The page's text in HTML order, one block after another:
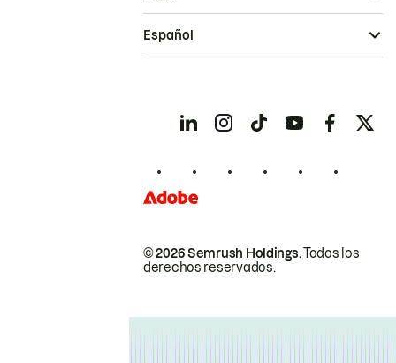
© 2026 Semrush Holdings.Todos los
derechos reservados.
Español